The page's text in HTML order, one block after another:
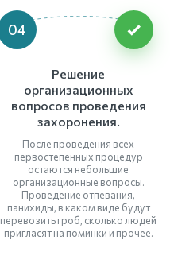
04
Решение
организационных
вопросов проведения
захоронения.
После проведения всех
первостепенных процедур
остаются небольшие
организационные вопросы.
Проведение отпевания,
панихиды, в каком виде будут
перевозить гроб, сколько людей
пригласят на поминки и прочее.